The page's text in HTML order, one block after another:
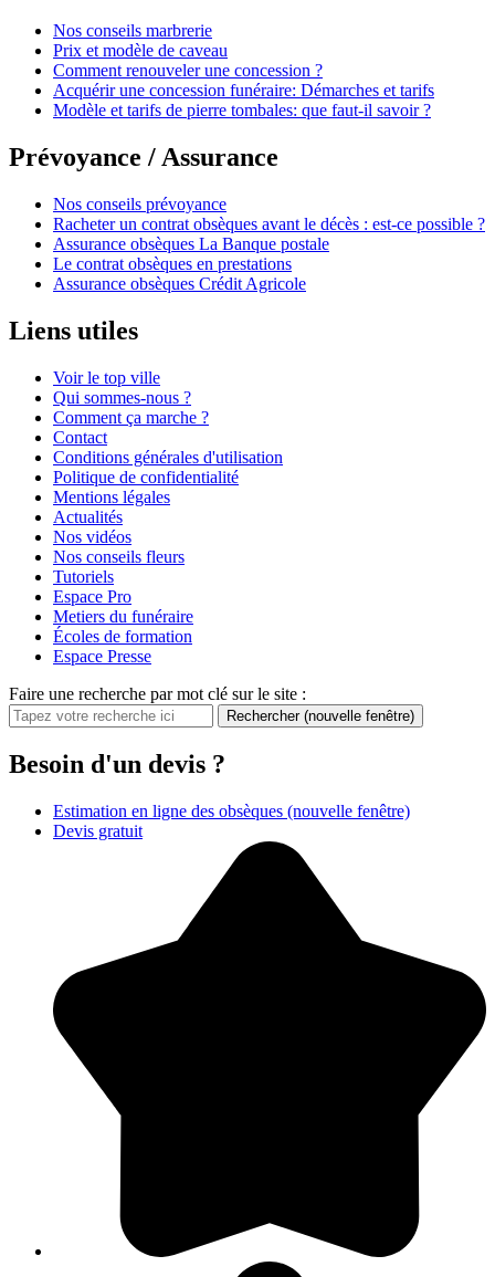
Nos conseils marbrerie
Prix et modèle de caveau
Comment renouveler une concession ?
Acquérir une concession funéraire: Démarches et tarifs
Modèle et tarifs de pierre tombales: que faut-il savoir ?
Prévoyance / Assurance
Nos conseils prévoyance
Racheter un contrat obsèques avant le décès : est-ce possible ?
Assurance obsèques La Banque postale
Le contrat obsèques en prestations
Assurance obsèques Crédit Agricole
Liens utiles
Voir le top ville
Qui sommes-nous ?
Comment ça marche ?
Contact
Conditions générales d'utilisation
Politique de confidentialité
Mentions légales
Actualités
Nos vidéos
Nos conseils fleurs
Tutoriels
Espace Pro
Metiers du funéraire
Écoles de formation
Espace Presse
Faire une recherche par mot clé sur le site :
Rechercher (nouvelle fenêtre)
Besoin d'un devis ?
Estimation en ligne des obsèques (nouvelle fenêtre)
Devis gratuit